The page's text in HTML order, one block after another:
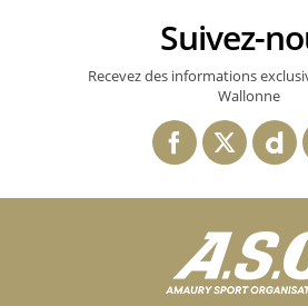
Suivez-
Recevez des informations
Wallonne